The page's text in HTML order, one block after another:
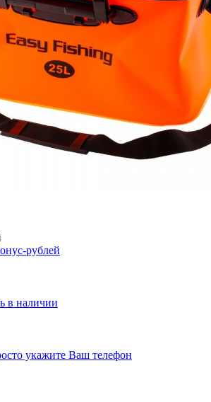
рублей
в наличии
укажите Ваш телефон